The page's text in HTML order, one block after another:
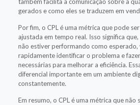
gerados e como eles se traduzem em
Por fim, o CPL é uma métrica que pode
ajustada em tempo real. Isso significa que,
não estiver performando como esperado,
rapidamente identificar o problema e
necessárias para melhorar a eficiência.
diferencial importante em um ambiente
constantemente.
Em resumo, o CPL é uma métrica que não